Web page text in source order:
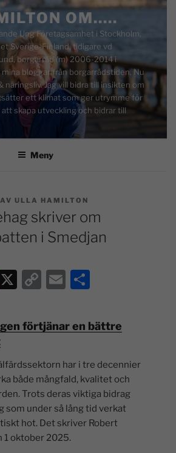
OM…..
Ung Företagsamhet i Stockholm,
Sverige-Finland, tidigare vd
borgarråd (m) 2006-2014 i
bloggar från borgarrådstiden. Nu
näringsliv. Jag vill bidra till insikten om
ett klimat som ger utrymme för
skapa utveckling och bidrar till
Meny
AV ULLA HAMILTON
skriver om
i Smedjan
W X
C
p
y
Li
n
k
E
ai
l
a
förtjänar en bättre
har i tre decennier
både mångfald, kvalitet och
Trots deras viktiga bidrag
som under så lång tid verkat
hot. Det skriver Robert
1 oktober 2025.